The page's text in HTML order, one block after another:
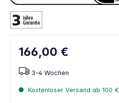
166,00 €
3-4 Wochen
Kostenloser Versand ab 100 €